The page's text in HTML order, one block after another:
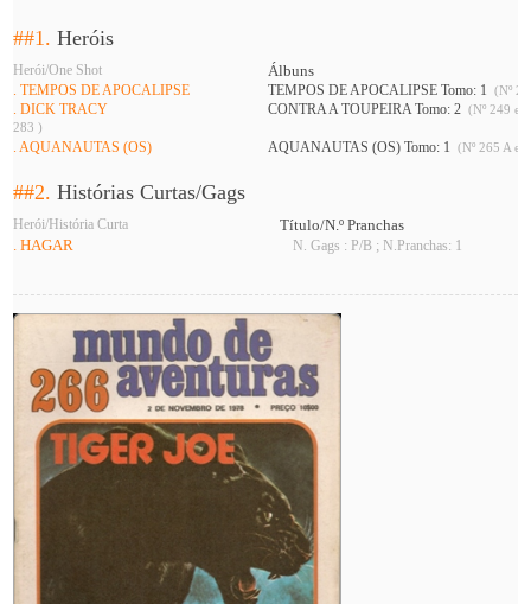
##1.Heróis
Herói/One Shot Álbuns
. TEMPOS DE APOCALIPSE TEMPOS DE APOCALIPSE Tomo: 1 (Nº
. DICK TRACY CONTRA A TOUPEIRA Tomo: 2 (Nº 249 e
283 )
. AQUANAUTAS (OS)
AQUANAUTAS (OS) Tomo: 1 (Nº 265 A e
##2.Histórias Curtas/Gags
Herói/História Curta
Título/N.º Pranchas
. HAGAR
N. Gags : P/B ; N.Pranchas: 1